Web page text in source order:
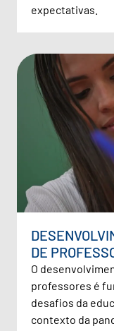
expectativas.
DE
O
professores é
desafios da
contexto da